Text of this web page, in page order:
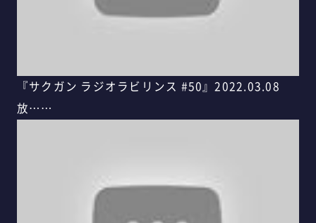
『サクガン ラジオラビリンス #50』2022.03.08
放……